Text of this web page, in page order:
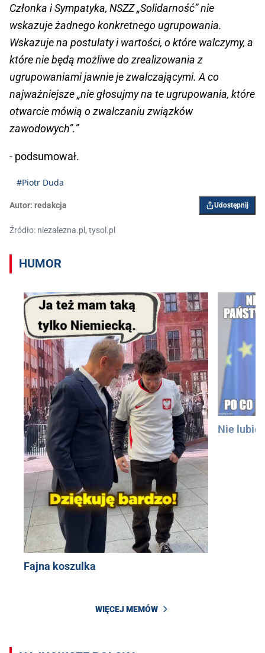
Członka i Sympatyka, NSZZ „Solidarność” nie
wskazuje żadnego konkretnego ugrupowania.
Wskazuje na postulaty i wartości, o które walczymy, a
które nie będą możliwe do zrealizowania z
ugrupowaniami jawnie je zwalczającymi. A co
najważniejsze „nie głosujmy na te ugrupowania, które
otwarcie mówią o zwalczaniu związków
zawodowych”.”
- podsumował.
#Piotr Duda
Autor: redakcja Udostępnij
Źródło: niezalezna.pl, tysol.pl
HUMOR
Fajna koszulka
Nie lubię
WIĘCEJ MEMÓW